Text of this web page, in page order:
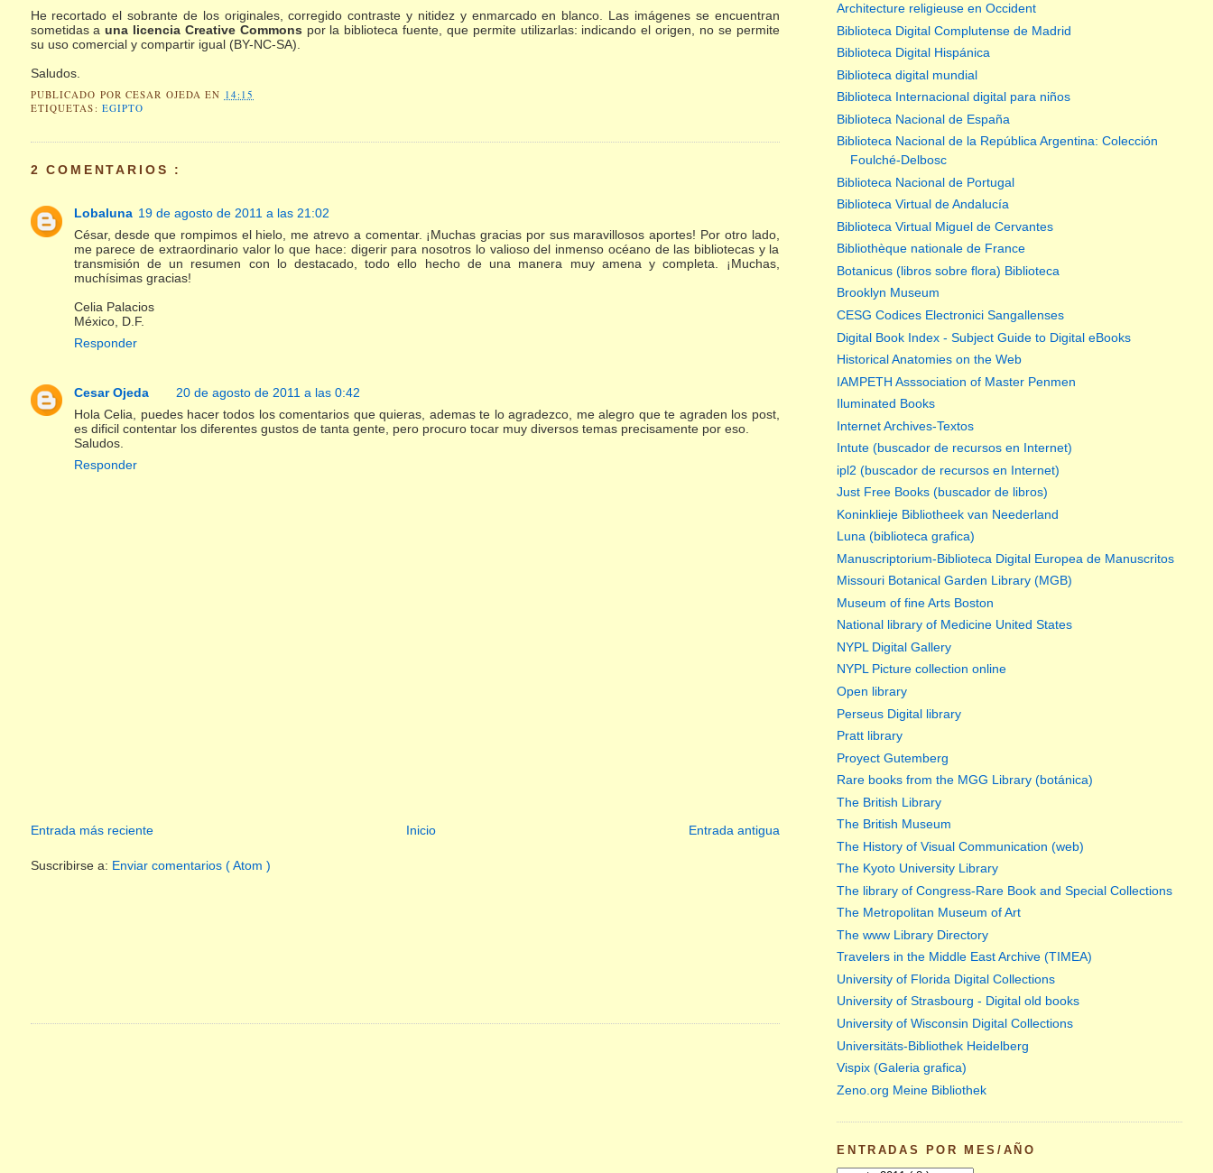
He recortado el sobrante de los originales, corregido contraste y nitidez y enmarcado en blanco. Las imágenes se encuentran
sometidas auna licencia Creative Commons por la biblioteca fuente, que permite utilizarlas: indicando el origen, no se permite
su uso comercial y compartir igual (BY-NC-SA).
Saludos.
PUBLICADO PORCESAR OJEDAEN 14:15
ETIQUETAS: EGIPTO
2 COMENTARIOS :
Lobaluna 19 de agosto de 2011 a las 21:02
César, desde que rompimos el hielo, me atrevo a comentar. ¡Muchas gracias por sus maravillosos aportes! Por otro lado,
me parece de extraordinario valor lo que hace: digerir para nosotros lo valioso del inmenso océano de las bibliotecas y la
transmisión de un resumen con lo destacado, todo ello hecho de una manera muy amena y completa. ¡Muchas,
muchísimas gracias!
Celia Palacios
México, D.F.
Responder
Cesar Ojeda
20 de agosto de 2011 a las 0:42
Hola Celia, puedes hacer todos los comentarios que quieras, ademas te lo agradezco, me alegro que te agraden los post,
es dificil contentar los diferentes gustos de tanta gente, pero procuro tocar muy diversos temas precisamente por eso.
Saludos.
Responder
Entrada más reciente Entrada antigua
Inicio
Suscribirse a: Enviar comentarios ( Atom )
Architecture religieuse en Occident
Biblioteca Digital Complutense de Madrid
Biblioteca Digital Hispánica
Biblioteca digital mundial
Biblioteca Internacional digital para niños
Biblioteca Nacional de España
Biblioteca Nacional de la República Argentina: Colección
Foulché-Delbosc
Biblioteca Nacional de Portugal
Biblioteca Virtual de Andalucía
Biblioteca Virtual Miguel de Cervantes
Bibliothèque nationale de France
Botanicus (libros sobre flora) Biblioteca
Brooklyn Museum
CESG Codices Electronici Sangallenses
Digital Book Index - Subject Guide to Digital eBooks
Historical Anatomies on the Web
IAMPETH Asssociation of Master Penmen
Iluminated Books
Internet Archives-Textos
Intute (buscador de recursos en Internet)
ipl2 (buscador de recursos en Internet)
Just Free Books (buscador de libros)
Koninklieje Bibliotheek van Neederland
Luna (biblioteca grafica)
Manuscriptorium-Biblioteca Digital Europea de Manuscritos
Missouri Botanical Garden Library (MGB)
Museum of fine Arts Boston
National library of Medicine United States
NYPL Digital Gallery
NYPL Picture collection online
Open library
Perseus Digital library
Pratt library
Proyect Gutemberg
Rare books from the MGG Library (botánica)
The British Library
The British Museum
The History of Visual Communication (web)
The Kyoto University Library
The library of Congress-Rare Book and Special Collections
The Metropolitan Museum of Art
The www Library Directory
Travelers in the Middle East Archive (TIMEA)
University of Florida Digital Collections
University of Strasbourg - Digital old books
University of Wisconsin Digital Collections
Universitäts-Bibliothek Heidelberg
Vispix (Galeria grafica)
Zeno.org Meine Bibliothek
ENTRADAS POR MES/AÑO